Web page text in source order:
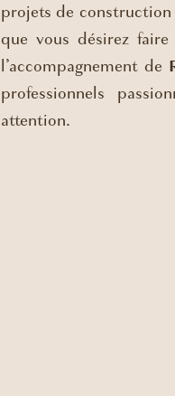
projets de
que vous désirez
l’accompagnement de
professionnels
attention.